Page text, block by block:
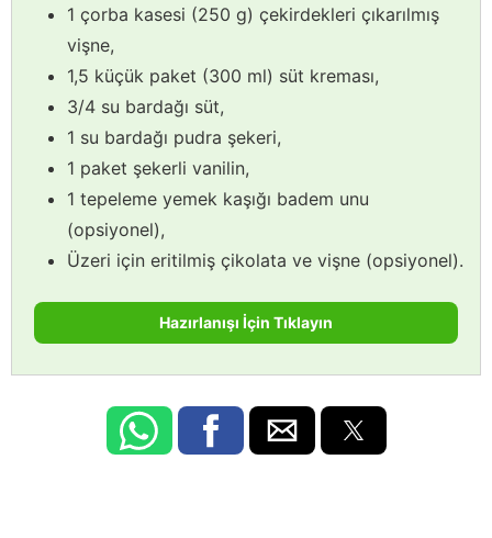
1 çorba kasesi (250 g) çekirdekleri çıkarılmış
vişne,
1,5 küçük paket (300 ml) süt kreması,
3/4 su bardağı süt,
1 su bardağı pudra şekeri,
1 paket şekerli vanilin,
1 tepeleme yemek kaşığı badem unu
(opsiyonel),
Üzeri için eritilmiş çikolata ve vişne (opsiyonel).
Hazırlanışı İçin Tıklayın